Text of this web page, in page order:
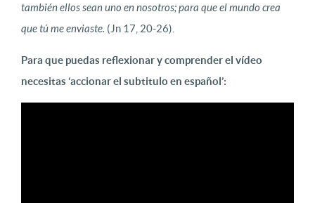
también ellos sean uno en nosotros; para que el mundo crea
que tú me enviaste. (Jn 17, 20-26).
Para que puedas reflexionar y comprender el vídeo
necesitas ‘accionar el subtitulo en español’: